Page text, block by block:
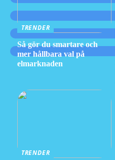
TRENDER
Så gör du smartare och
mer hållbara val på
elmarknaden
TRENDER